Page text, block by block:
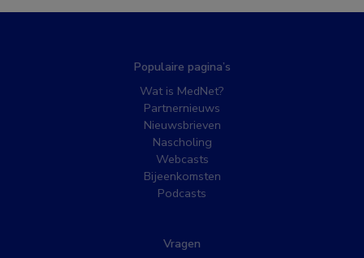
Populaire pagina’s
Wat is MedNet?
Partnernieuws
Nieuwsbrieven
Nascholing
Webcasts
Bijeenkomsten
Podcasts
Vragen